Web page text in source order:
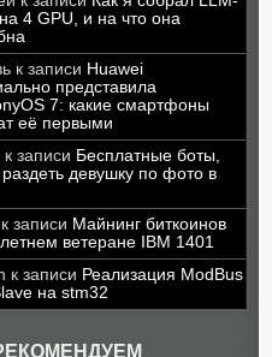
4 GPU, и на что она
к записи Huawei
представила
7: какие смартфоны
её первыми
к записи Бесплатные боты,
девушку по фото в
к записи Майнинг биткоинов
ветеране IBM 1401
к записи Реализация ModBus
на stm32